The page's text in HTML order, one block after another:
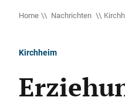
Home Nachrichten
Kirchheim